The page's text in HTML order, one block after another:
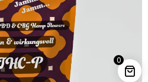
0
Kandy Kush (EU-Nutz.H-In) - 5
Gramm
39,99€
+ HINZUFÜGEN